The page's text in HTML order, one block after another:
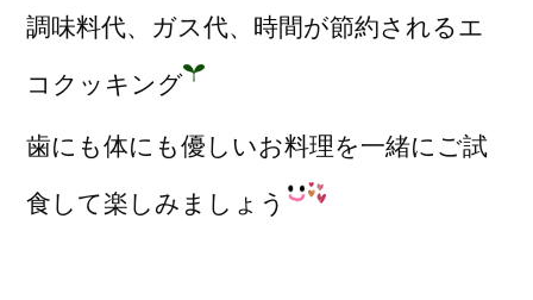
調味料代、ガス代、時間が節約されるエ
コクッキング
歯にも体にも優しいお料理を一緒にご試
食して楽しみましょう